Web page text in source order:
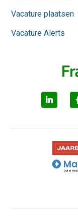
Vacature plaatsen
Vacature Alerts